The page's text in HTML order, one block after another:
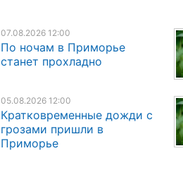
07.08.2026 12:00
По ночам в Приморье
станет прохладно
05.08.2026 12:00
Кратковременные дожди с
грозами пришли в
Приморье